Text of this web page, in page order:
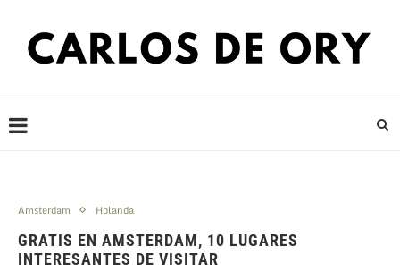
Amsterdam Holanda
GRATIS EN AMSTERDAM, 10 LUGARES
INTERESANTES DE VISITAR